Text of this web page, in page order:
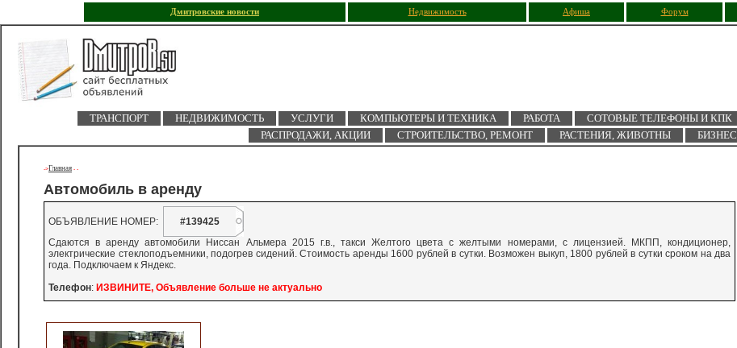
Дмитровские новости Недвижимость Афиша Форум
ТРАНСПОРТ НЕДВИЖИМОСТЬ УСЛУГИ КОМПЬЮТЕРЫ И ТЕХНИКА РАБОТА СОТОВЫЕ ТЕЛЕФОНЫ И КПК
РАСПРОДАЖИ, АКЦИИ
СТРОИТЕЛЬСТВО, РЕМОНТ РАСТЕНИЯ, ЖИВОТНЫ БИЗНЕС
->Главная - -
Автомобиль в аренду
ОБЪЯВЛЕНИЕ НОМЕР:
#139425
Сдаются в аренду автомобили Ниссан Альмера 2015 г.в., такси Желтого цвета с желтыми номерами, с лицензией. МКПП, кондиционер,
электрические стеклоподъемники, подогрев сидений. Стоимость аренды 1600 рублей в сутки. Возможен выкуп, 1800 рублей в сутки сроком на два
года. Подключаем к Яндекс.
Телефон: ИЗВИНИТЕ, Объявление больше не актуально